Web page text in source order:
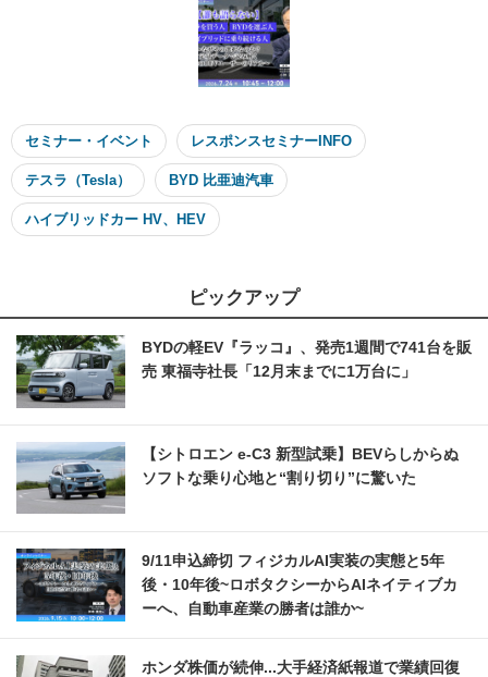
セミナー・イベント レスポンスセミナーINFO
テスラ（Tesla） BYD 比亜迪汽車
ハイブリッドカー HV、HEV
ピックアップ
BYDの軽EV『ラッコ』、発売1週間で741台を販
売 東福寺社長「12月末までに1万台に」
【シトロエン e-C3 新型試乗】BEVらしからぬ
ソフトな乗り心地と“割り切り”に驚いた
9/11申込締切 フィジカルAI実装の実態と5年
後・10年後~ロボタクシーからAIネイティブカ
ーへ、自動車産業の勝者は誰か~
ホンダ株価が続伸...大手経済紙報道で業績回復